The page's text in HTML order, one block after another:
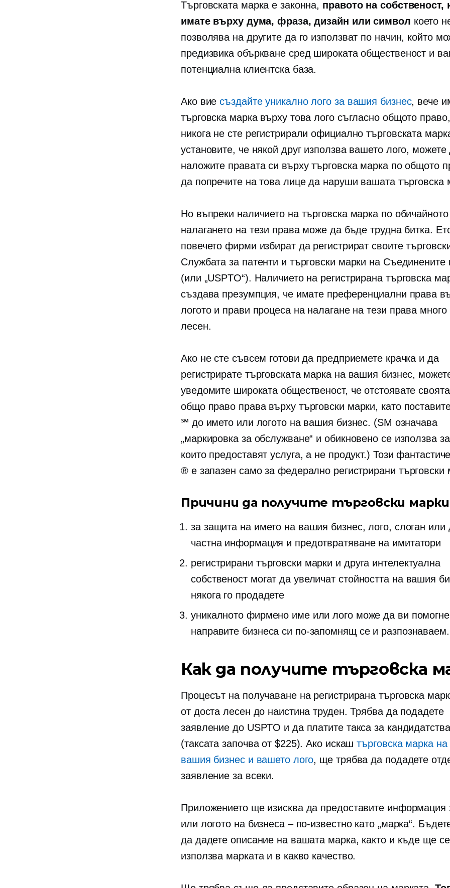
Търговската марка е законна, правото на собственост,
имате върху дума, фраза, дизайн или символ което
позволява на другите да го използват по начин, който
предизвика объркване сред широката общественост и
потенциална клиентска база.
Ако виесъздайте уникално лого за вашия бизнес, вече
търговска марка върху това лого съгласно общото
никога не сте регистрирали официално търговската
установите, че някой друг използва вашето лого, можете
наложите правата си върху търговска марка по общото
да попречите на това лице да наруши вашата търговска
Но въпреки наличието на търговска марка по
налагането на тези права може да бъде трудна битка.
повечето фирми избират да регистрират своите
Службата за патенти и търговски марки на Съединените
(или „USPTO“). Наличието на регистрирана търговска
създава презумпция, че имате преференциални права
логото и прави процеса на налагане на тези права много
лесен.
Ако не сте съвсем готови да предприемете крачка и да
регистрирате търговската марка на вашия бизнес,
уведомите широката общественост, че отстоявате своята
общо право права върху търговски марки, като
℠ до името или логото на вашия бизнес. (SM означава
„маркировка за обслужване“ и обикновено се използва
които предоставят услуга, а не продукт.) Този
® е запазен само за федерално регистрирани търговски
Причини да получите търговски марки
за защита на името на вашия бизнес, лого, слоган или
частна информация и предотвратяване на имитатори
регистрирани търговски марки и друга интелектуална
собственост могат да увеличат стойността на вашия
някога го продадете
уникалното фирмено име или лого може да ви
направите бизнеса си по-запомнящ се и разпознаваем.
Как да получите търговска
Процесът на получаване на регистрирана търговска
от доста лесен до наистина труден. Трябва да подадете
заявление до USPTO и да платите такса за
(таксата започва от $225). Ако искаштърговска марка
вашия бизнес и вашето лого, ще трябва да подадете
заявление за всеки.
Приложението ще изисква да предоставите информация
или логото на бизнеса – по-известно като „марка“.
да дадете описание на вашата марка, както и къде ще се
използва марката и в какво качество.